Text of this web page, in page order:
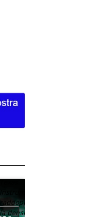
Texas
raddoppia
la densità